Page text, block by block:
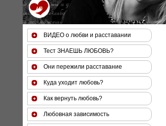
ВИДЕО о любви и расставании
Тест ЗНАЕШЬ ЛЮБОВЬ?
Они пережили расставание
Куда уходит любовь?
Как вернуть любовь?
Любовная зависимость